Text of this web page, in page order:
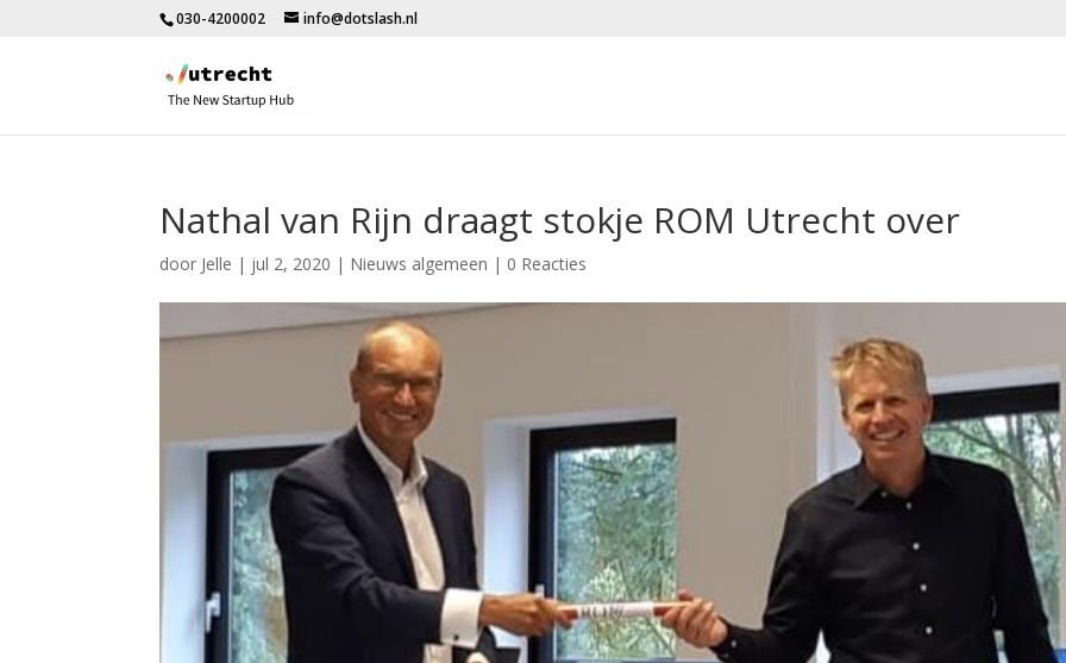
030-4200002 info@dotslash.nl
Nathal van Rijn draagt stokje ROM Utrecht over
door Jelle | jul 2, 2020 | Nieuws algemeen | 0 Reacties